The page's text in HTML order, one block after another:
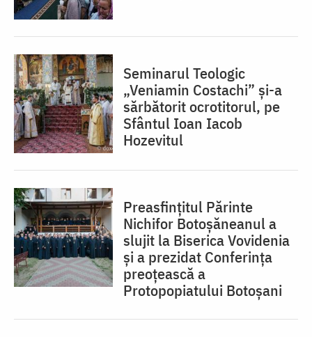
Seminarul Teologic
„Veniamin Costachi” și-a
sărbătorit ocrotitorul, pe
Sfântul Ioan Iacob
Hozevitul
Preasfințitul Părinte
Nichifor Botoșăneanul a
slujit la Biserica Vovidenia
și a prezidat Conferința
preoțească a
Protopopiatului Botoșani